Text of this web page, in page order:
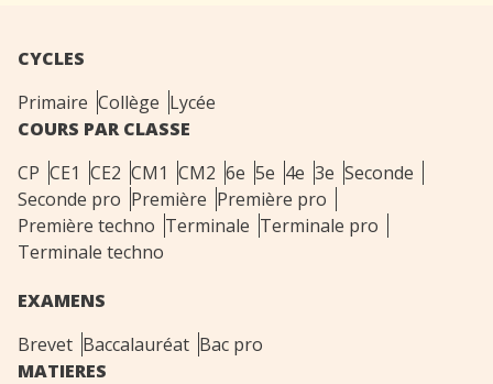
CYCLES
Primaire Collège Lycée
COURS PAR CLASSE
CP CE1 CE2 CM1 CM2 6e 5e 4e 3e Seconde
Seconde pro Première Première pro
Première techno Terminale Terminale pro
Terminale techno
EXAMENS
Brevet Baccalauréat Bac pro
MATIERES